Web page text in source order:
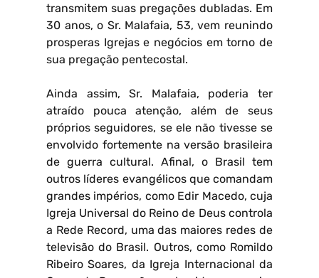
transmitem suas pregações dubladas. Em
30 anos, o Sr. Malafaia, 53, vem reunindo
prosperas Igrejas e negócios em torno de
sua pregação pentecostal.
Ainda assim, Sr. Malafaia, poderia ter
atraído pouca atenção, além de seus
próprios seguidores, se ele não tivesse se
envolvido fortemente na versão brasileira
de guerra cultural. Afinal, o Brasil tem
outros líderes evangélicos que comandam
grandes impérios, como Edir Macedo, cuja
Igreja Universal do Reino de Deus controla
a Rede Record, uma das maiores redes de
televisão do Brasil. Outros, como Romildo
Ribeiro Soares, da Igreja Internacional da